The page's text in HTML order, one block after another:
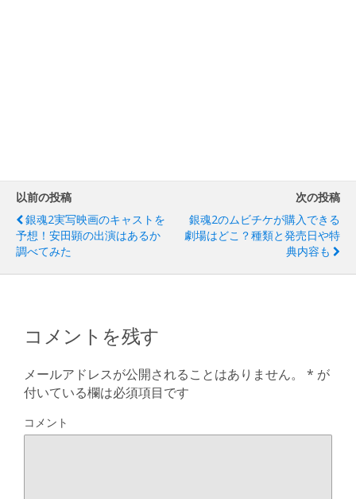
以前の投稿
銀魂2実写映画のキャストを
予想！安田顕の出演はあるか
調べてみた
次の投稿
銀魂2のムビチケが購入できる
劇場はどこ？種類と発売日や特
典内容も
コメントを残す
メールアドレスが公開されることはありません。 * が
付いている欄は必須項目です
コメント